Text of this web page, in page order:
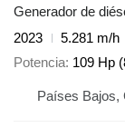
Generador de
2023
5.281 m/h
Potencia 109 Hp
Países Bajos,